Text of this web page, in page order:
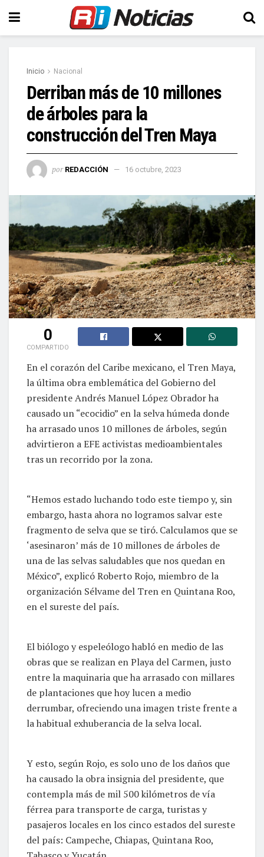
Inicio Nacional
Derriban más de 10 millones
de árboles para la
construcción del Tren Maya
por REDACCIÓN 16 octubre, 2023
0
COMPARTIDO
En el corazón del Caribe mexicano, el Tren Maya,
la última obra emblemática del Gobierno del
presidente Andrés Manuel López Obrador ha
causado un “ecocidio” en la selva húmeda donde
ha arrasado unos 10 millones de árboles, según
advirtieron a EFE activistas medioambientales
tras un recorrido por la zona.
“Hemos estado luchando todo este tiempo y, sin
embargo, hasta ahora no logramos salvar este
fragmento de selva que se tiró. Calculamos que se
‘asesinaron’ más de 10 millones de árboles de
una de las selvas saludables que nos quedan en
México”, explicó Roberto Rojo, miembro de la
organización Sélvame del Tren en Quintana Roo,
en el sureste del país.
El biólogo y espeleólogo habló en medio de las
obras que se realizan en Playa del Carmen, justo
entre la maquinaria que ha arrasado con millares
de plantaciones que hoy lucen a medio
derrumbar, ofreciendo una imagen triste frente a
la habitual exhuberancia de la selva local.
Y esto, según Rojo, es solo uno de los daños que
ha causado la obra insignia del presidente, que
contempla más de mil 500 kilómetros de vía
férrea para transporte de carga, turistas y
pasajeros locales en los cinco estados del sureste
del país: Campeche, Chiapas, Quintana Roo,